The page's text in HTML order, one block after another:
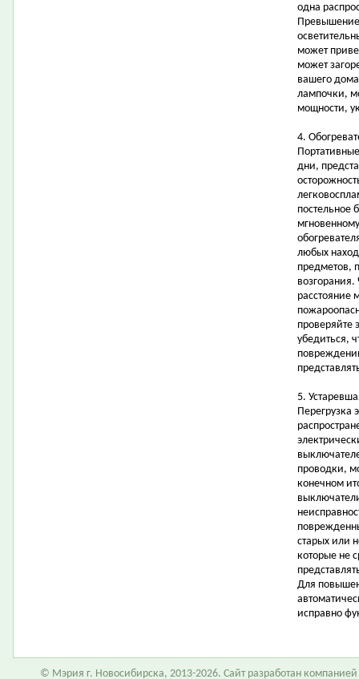
одна
может
может
вашего
лампочки,
мощности,
4.
дни,
постельное
любых
предметов,
возгорания.
расстояние
проверяйте
убедиться,
5.
Перегрузка
проводки,
конечном
старых или
которые не
Для
исправно
© Мэрия г. Новосибирска, 2013-2026. Сайт разработан компанией